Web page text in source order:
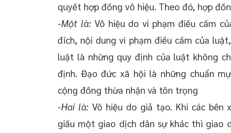
quyết hợp đồng vô hiệu. Theo đó, hợp
-Một là: Vô hiệu do vi phạm điều cấm
đích, nội dung vi phạm điều cấm của
luật là những quy định của luật không
định. Đạo đức xã hội là những chuẩn
cộng đồng thừa nhận và tôn trọng
-Hai là: Vô hiệu do giả tạo. Khi các bên
giấu một giao dịch dân sự khác thì giao